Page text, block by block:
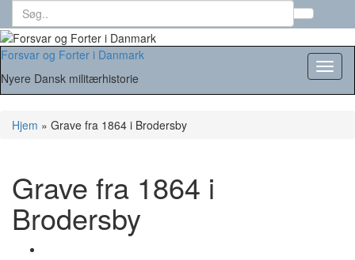
form
Search
for:
Forsvar og Forter i Danmark
Nyere Dansk militærhistorie
Hjem » Grave fra 1864 i Brodersby
Grave fra 1864 i
Brodersby